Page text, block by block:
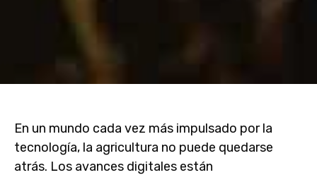
En un mundo cada vez más impulsado por la
tecnología, la agricultura no puede quedarse
atrás. Los avances digitales están